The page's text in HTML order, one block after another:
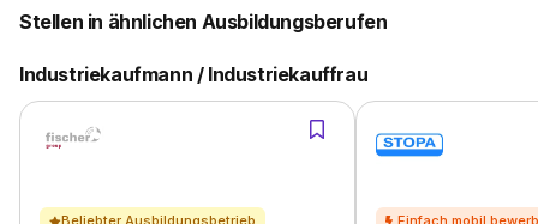
Stellen in ähnlichen Ausbildungsberufen
Industriekaufmann / Industriekauffrau
Beliebter Ausbildungsbetrieb